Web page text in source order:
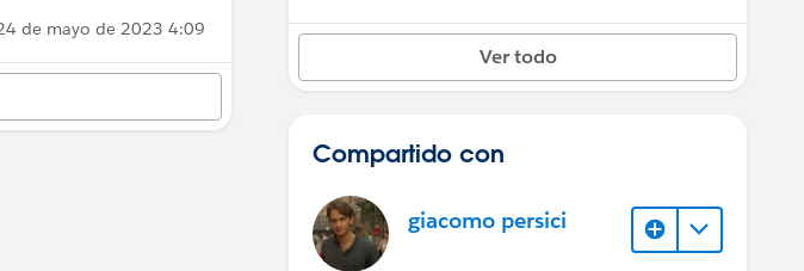
de mayo de 2023 4:09
Ver todo
Compartido con
giacomo persici